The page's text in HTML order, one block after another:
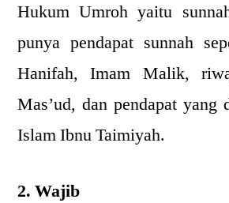
Hukum Umroh yaitu
punya pendapat sunnah
Hanifah, Imam Malik,
Mas’ud, dan pendapat
Islam Ibnu Taimiyah.
2. Wajib